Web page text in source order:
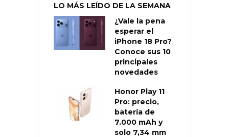
LO MÁS LEÍDO DE LA SEMANA
¿Vale la pena
esperar el
iPhone 18 Pro?
Conoce sus 10
principales
novedades
Honor Play 11
Pro: precio,
batería de
7.000 mAh y
solo 7,34 mm